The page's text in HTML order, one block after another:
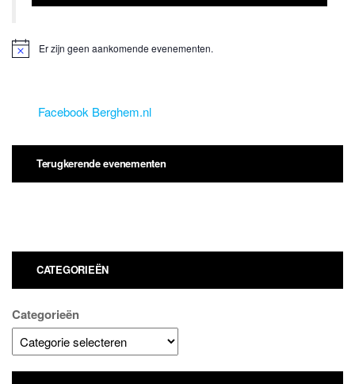
Er zijn geen aankomende evenementen.
Facebook Berghem.nl
Terugkerende evenementen
CATEGORIEËN
Categorieën